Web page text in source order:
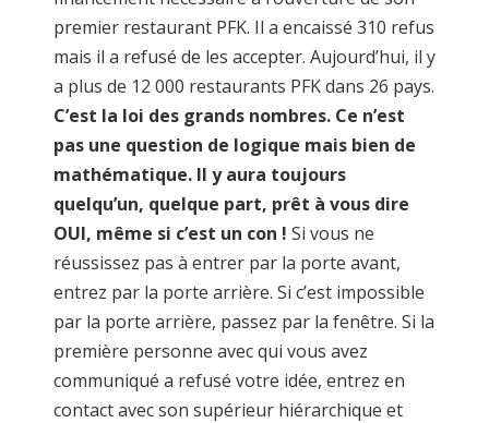
premier restaurant PFK. Il a encaissé 310 refus
mais il a refusé de les accepter. Aujourd’hui, il y
a plus de 12 000 restaurants PFK dans 26 pays.
C’est la loi des grands nombres. Ce n’est
pas une question de logique mais bien de
mathématique. Il y aura toujours
quelqu’un, quelque part, prêt à vous dire
OUI, même si c’est un con ! Si vous ne
réussissez pas à entrer par la porte avant,
entrez par la porte arrière. Si c’est impossible
par la porte arrière, passez par la fenêtre. Si la
première personne avec qui vous avez
communiqué a refusé votre idée, entrez en
contact avec son supérieur hiérarchique et